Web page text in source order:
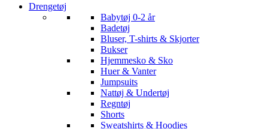
Drengetøj
Babytøj 0-2 år
Badetøj
Bluser, T-shirts & Skjorter
Bukser
Hjemmesko & Sko
Huer & Vanter
Jumpsuits
Nattøj & Undertøj
Regntøj
Shorts
Sweatshirts & Hoodies